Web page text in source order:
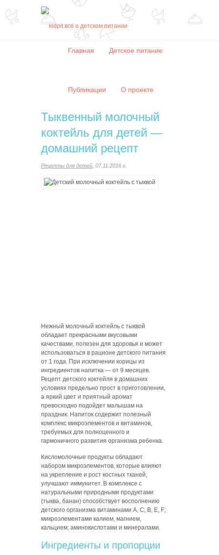
Главная Детское питание
Публикации О проекте
Тыквенный молочный
коктейль для детей —
домашний рецепт
Рецепты для детей , 07.11.2016 г.
Нежный молочный коктейль с тыквой
обладает прекрасными вкусовыми
качествами, полезен для здоровья и может
использоваться в рационе детского питания
от 1 года. При исключении корицы из
ингредиентов напитка — от 9 месяцев.
Рецепт детского коктейля в домашних
условиях предельно прост в приготовлении,
а яркий цвет и приятный аромат
превосходно подойдет малышам на
праздник. Напиток содержит полезный
комплекс микроэлементов и витаминов,
требуемых для полноценного и
гармоничного развития организма ребенка.
Кисломолочные продукты обладают
набором микроэлементов, которые влияют
на укрепление и рост костных тканей,
улучшают иммунитет. В комплексе с
натуральными природными продуктами
(тыква, банан) способствует восполнению
детского организма витаминами A, C, B, E, F;
микроэлементами калием, магнием,
кальцием; аминокислотами и минералами.
Ингредиенты и пропорции